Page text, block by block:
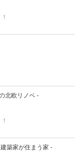
北欧リノベ -
築家が住まう家 -